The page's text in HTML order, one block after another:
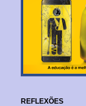
REFLEXÕES